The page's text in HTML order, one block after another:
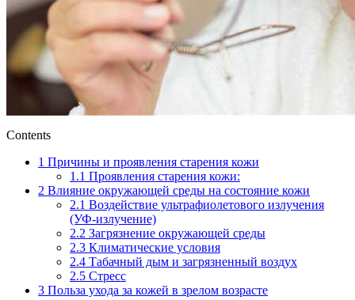
Contents
1 Причины и проявления старения кожи
1.1 Проявления старения кожи:
2 Влияние окружающей среды на состояние кожи
2.1 Воздействие ультрафиолетового излучения
(УФ-излучение)
2.2 Загрязнение окружающей среды
2.3 Климатические условия
2.4 Табачный дым и загрязненный воздух
2.5 Стресс
3 Польза ухода за кожей в зрелом возрасте